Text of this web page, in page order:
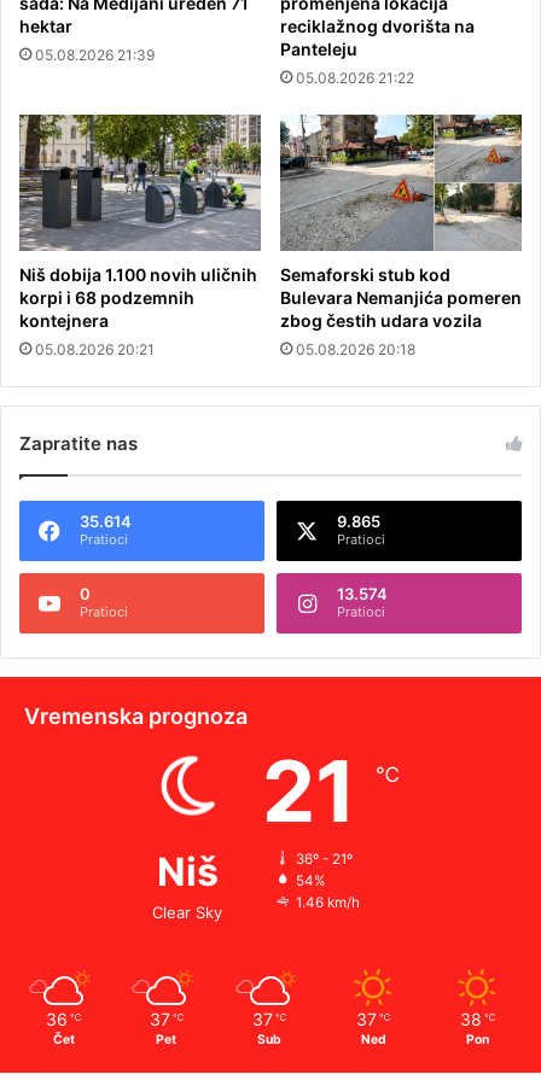
hektar
05.08.2026 21:39
reciklažnog dvorišta na
Panteleju
05.08.2026 21:22
Niš dobija 1.100 novih uličnih
korpi i 68 podzemnih
kontejnera
05.08.2026 20:21
Semaforski stub kod
Bulevara Nemanjića pomeren
zbog čestih udara vozila
05.08.2026 20:18
Zapratite nas
35.614
Pratioci
9.865
Pratioci
0
Pratioci
13.574
Pratioci
Vremenska prognoza
Niš
Clear Sky
21 ℃
36º - 21º
54%
1.46 km/h
36 ℃
Čet
37 ℃
Pet
37 ℃
Sub
37 ℃
Ned
38 ℃
Pon